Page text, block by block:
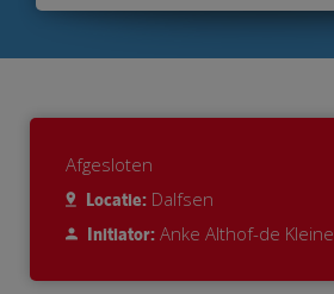
Afgesloten
Locatie: Dalfsen
Initiator: Anke Althof-de Kleine